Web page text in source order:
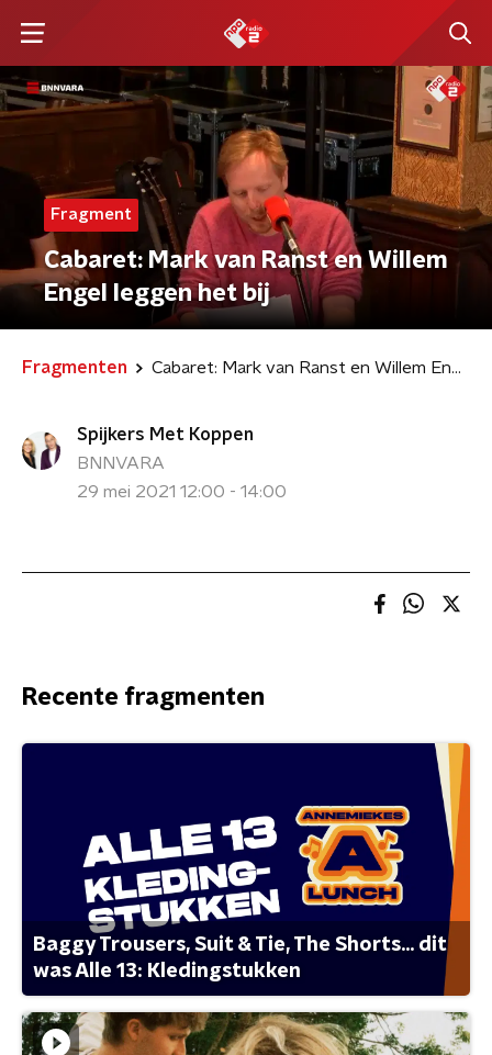
Fragment
Cabaret: Mark van Ranst en Willem
Engel leggen het bij
Fragmenten Cabaret: Mark van Ranst en Willem Engel leggen het bij
Spijkers Met Koppen
BNNVARA
29 mei 2021 12:00 - 14:00
Recente fragmenten
Baggy Trousers, Suit & Tie, The Shorts... dit
was Alle 13: Kledingstukken